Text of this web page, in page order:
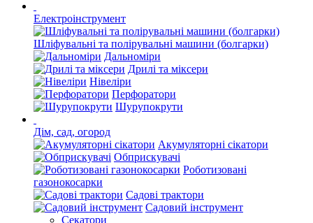
Електроінструмент
Шліфувальні та полірувальні машини (болгарки)
Дальноміри
Дрилі та міксери
Нівеліри
Перфоратори
Шурупокрути
Дім, сад, огород
Акумуляторні сікатори
Обприскувачі
Роботизовані
газонокосарки
Садові трактори
Садовий інструмент
Секатори